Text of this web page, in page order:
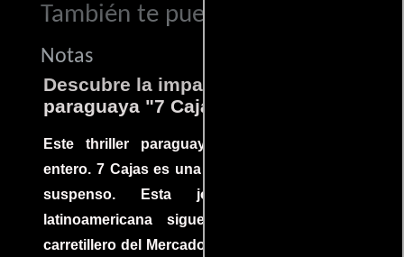
También te puede interesar...
Notas
Descubre la impactante película
paraguaya "7 Cajas"
Este thriller paraguayo cautivó al mundo
entero. 7 Cajas es una explosión de acción y
suspenso. Esta joya cinematográfica
latinoamericana sigue la historia de un
carretillero del Mercado 4 de Asunción que se